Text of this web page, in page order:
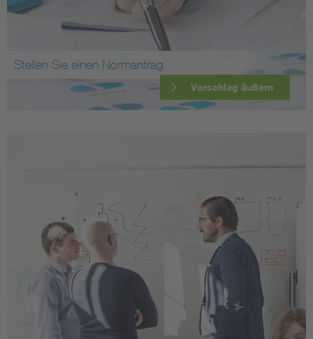
Stellen Sie einen Normantrag
Vorschlag äußern